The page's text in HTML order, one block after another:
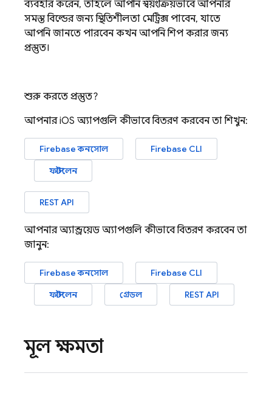
ব্যবহার করেন, তাহলে আপনি স্বয়ংক্রিয়ভাবে আপনার
সমস্ত বিল্ডের জন্য স্থিতিশীলতা মেট্রিক্স পাবেন, যাতে
আপনি জানতে পারবেন কখন আপনি শিপ করার জন্য
প্রস্তুত।
শুরু করতে প্রস্তুত?
আপনার iOS অ্যাপগুলি কীভাবে বিতরণ করবেন তা শিখুন:
Firebaseকনসোল Firebase CLI
ফাস্টলেন
REST API
আপনার অ্যান্ড্রয়েড অ্যাপগুলি কীভাবে বিতরণ করবেন তা
জানুন:
Firebaseকনসোল Firebase CLI
ফাস্টলেন
গ্রেডল REST API
মূল ক্ষমতা